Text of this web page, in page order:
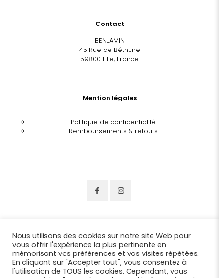
Contact
BENJAMIN
45 Rue de Béthune
59800 Lille, France
Mention légales
Politique de confidentialité
Remboursements & retours
Nous utilisons des cookies sur notre site Web pour
vous offrir l'expérience la plus pertinente en
mémorisant vos préférences et vos visites répétées.
En cliquant sur "Accepter tout", vous consentez à
l'utilisation de TOUS les cookies. Cependant, vous